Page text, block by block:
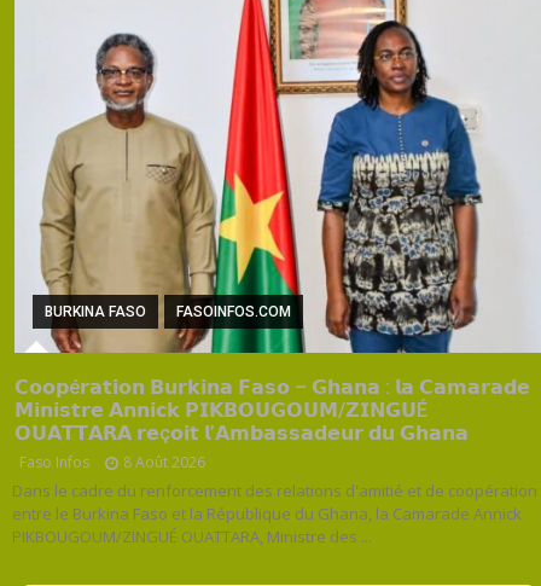
BURKINA FASO FASOINFOS.COM
𝗖𝗼𝗼𝗽é𝗿𝗮𝘁𝗶𝗼𝗻 𝗕𝘂𝗿𝗸𝗶𝗻𝗮 𝗙𝗮𝘀𝗼 – 𝗚𝗵𝗮𝗻𝗮 : 𝗹𝗮 𝗖𝗮𝗺𝗮𝗿𝗮𝗱𝗲
𝗠𝗶𝗻𝗶𝘀𝘁𝗿𝗲 𝗔𝗻𝗻𝗶𝗰𝗸 𝗣𝗜𝗞𝗕𝗢𝗨𝗚𝗢𝗨𝗠/𝗭𝗜𝗡𝗚𝗨É
𝗢𝗨𝗔𝗧𝗧𝗔𝗥𝗔 𝗿𝗲ç𝗼𝗶𝘁 𝗹’𝗔𝗺𝗯𝗮𝘀𝘀𝗮𝗱𝗲𝘂𝗿 𝗱𝘂 𝗚𝗵𝗮𝗻𝗮
Faso Infos 8 Août 2026
Dans le cadre du renforcement des relations d'amitié et de coopération
entre le Burkina Faso et la République du Ghana, la Camarade Annick
PIKBOUGOUM/ZINGUÉ OUATTARA, Ministre des ...